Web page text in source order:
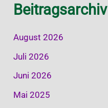
Beitragsarchiv
August 2026
Juli 2026
Juni 2026
Mai 2025